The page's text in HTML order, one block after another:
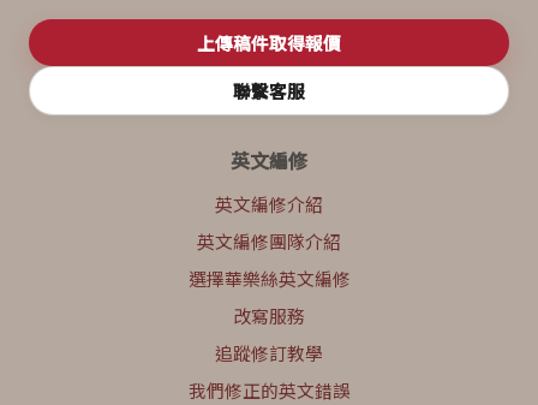
上傳稿件取得報價
聯繫客服
英文編修
英文編修介紹
英文編修團隊介紹
選擇華樂絲英文編修
改寫服務
追蹤修訂教學
我們修正的英文錯誤